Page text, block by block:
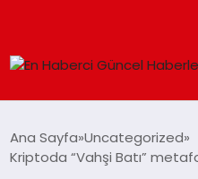
SPOR
Ana Sayfa Uncategorized
Kriptoda “Vahşi Batı”